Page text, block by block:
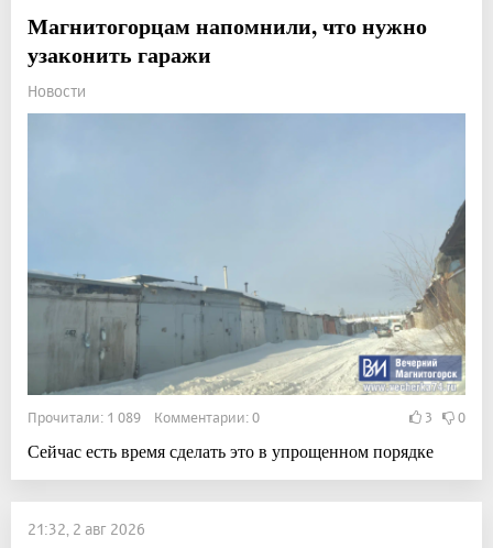
Магнитогорцам напомнили, что нужно
узаконить гаражи
Новости
Прочитали: 1 089 Комментарии: 0 3 0
Сейчас есть время сделать это в упрощенном порядке
21:32, 2 авг 2026